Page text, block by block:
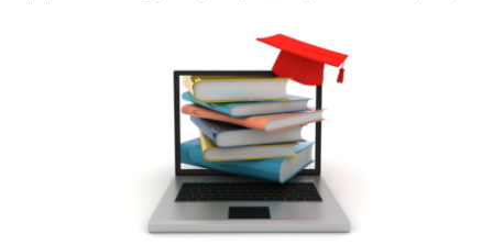
perusahaan, menghambat efisiensi operasional, memperlambat inovasi, dan